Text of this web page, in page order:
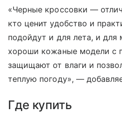
«Черные кроссовки —
кто ценит удобство и
подойдут и для лета, и для
хороши кожаные модели с
защищают от влаги и
теплую погоду», —
Где купить